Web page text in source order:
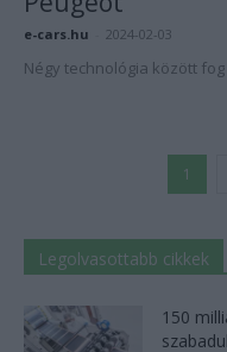
e-cars.hu 2024-02-03
Négy technológia között
1
Legolvasottabb cikkek
150